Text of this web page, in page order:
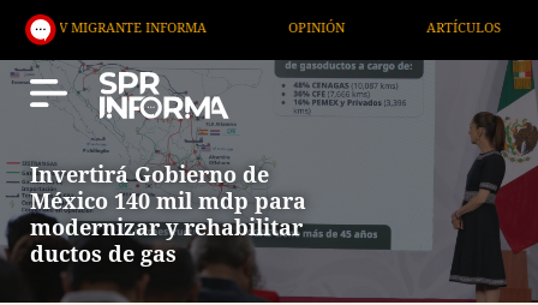
INFORMA
Invertirá Gobierno de
México 140 mil mdp para
modernizar y rehabilitar
ductos de gas